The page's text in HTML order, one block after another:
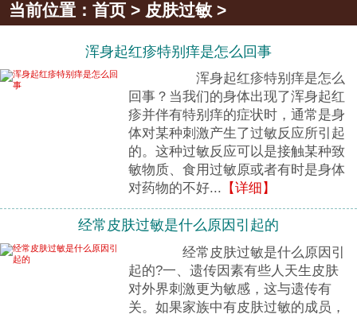
当前位置：首页 > 皮肤过敏 >
浑身起红疹特别痒是怎么回事
浑身起红疹特别痒是怎么
回事？当我们的身体出现了浑身起红
疹并伴有特别痒的症状时，通常是身
体对某种刺激产生了过敏反应所引起
的。这种过敏反应可以是接触某种致
敏物质、食用过敏原或者有时是身体
对药物的不好... 【详细】
经常皮肤过敏是什么原因引起的
经常皮肤过敏是什么原因引
起的?一、遗传因素有些人天生皮肤
对外界刺激更为敏感，这与遗传有
关。如果家族中有皮肤过敏的成员，